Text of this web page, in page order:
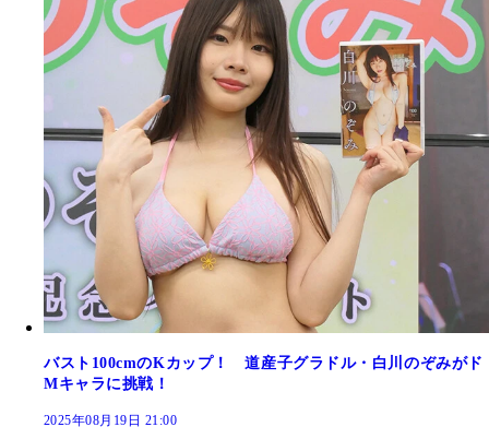
バスト100cmのKカップ！ 道産子グラドル・白川のぞみがド
Mキャラに挑戦！
2025年08月19日 21:00